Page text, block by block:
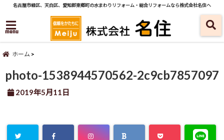
名古屋市緑区、天白区、愛知郡東郷町の水まわりリフォーム・総合リフォームなら株式会社名住へ
menu
ホーム
photo-1538944570562-2c9cb7857097
2019年5月11日